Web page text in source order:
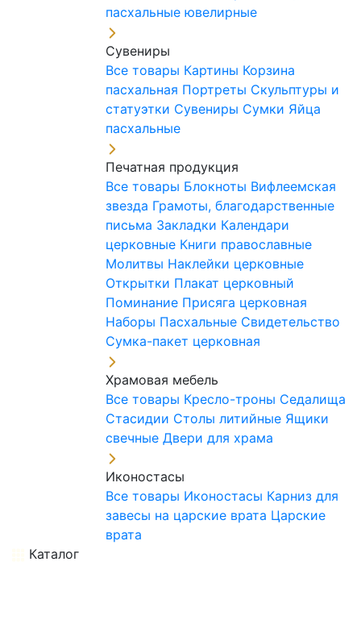
пасхальные ювелирные
Сувениры
Все товары Картины Корзина
пасхальная Портреты Скульптуры и
статуэтки Сувениры Сумки Яйца
пасхальные
Печатная продукция
Все товары Блокноты Вифлеемская
звезда Грамоты, благодарственные
письма Закладки Календари
церковные Книги православные
Молитвы Наклейки церковные
Открытки Плакат церковный
Поминание Присяга церковная
Наборы Пасхальные Свидетельство
Сумка-пакет церковная
Храмовая мебель
Все товары Кресло-троны Седалища
Стасидии Столы литийные Ящики
свечные Двери для храма
Иконостасы
Все товары Иконостасы Карниз для
завесы на царские врата Царские
врата
Каталог